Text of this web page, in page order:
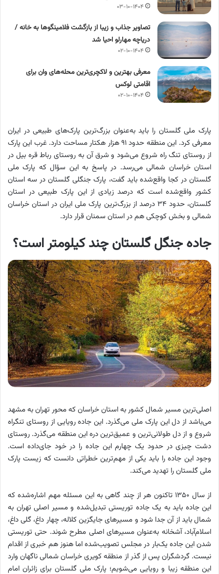
۰۳-۱۰-۱۴۰۴
تصاویر جذاب و زیبا از بازگشت فلامینگوها به خانه /
دریاچه مهارلو احیا شد
۰۲-۱۰-۱۴۰۴
معرفی بهترین و لاکچری‌ترین محله‌های وان برای
اقامتی لوکس
۰۲-۱۰-۱۴۰۴
پارک ملی گلستان را باید به‌عنوان بزرگ‌ترین پارک‌های طبیعی در ایران
معرفی کرد. این منطقه حدود ۹۱ هزار هکتار مساحت دارد. غرب این پارک
از روستای تنگ راه شروع می‌شود و شرق آن به روستای رباط قره بیل در
استان خراسان شمالی می‌رسد. در پاسخ به این سؤال که پارک ملی
گلستان در کجا واقع‌شده باید گفت، پارک جنگلی گلستان در سه استان
کشور واقع‌شده است که درصد زیادی از این پارک طبیعی در استان
گلستان، حدود ۳۴ درصد از بزرگ‌ترین پارک ملی ایران در استان خراسان
شمالی و بخش کوچکی هم در استان سمنان قرار دارد.
جاده جنگل گلستان چند کیلومتر است؟
اصلی‌ترین مسیر شمال کشور به استان خراسان که محور تهران به مشهد
می‌باشد از دل این پارک ملی می‌گذرد. این جاده رویایی از روستای تنگراه
شروع و از دل طولانی‌ترین و عمیق‌ترین دره این منطقه می‌گذرد. روستای
دشت چیزی در حدود یک چهارم این جاده را در خود جای‌داده است.
وجود این جاده را باید یکی از مهم‌ترین خطراتی دانست که زیست پارک
ملی گلستان را تهدید می‌کند.
از سال ۱۳۵۰ تاکنون هر از چند گاهی به این مسئله مهم اشاره‌شده که
این جاده باید به یک جاده توریستی تبدیل‌شده و مسیر اصلی تهران به
شمال باید از آن جدا شود و مسیرهای جایگزین کلاله، چهار داغ، گلی داغ،
اسلام‌آباد، آشخانه به‌عنوان مسیرهای اصلی مطرح شوند. حتی توریستی
شدن این جاده یک‌بار در مجلس تصویب‌شده اما هنوز هم خبری از اقدام
نیست. گردشگران پس از گذر از منطقه کویری خراسان شمالی ناگهان وارد
این منطقه زیبا و رویایی می‌شویم؛ پارک ملی گلستان برای زائران امام